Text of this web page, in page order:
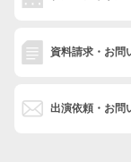
資料請求・お問
出演依頼・お問